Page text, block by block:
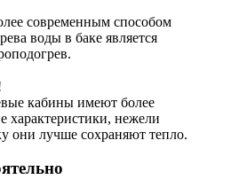
современным способом
воды в баке является
кабины имеют более
характеристики, нежели
они лучше сохраняют тепло.